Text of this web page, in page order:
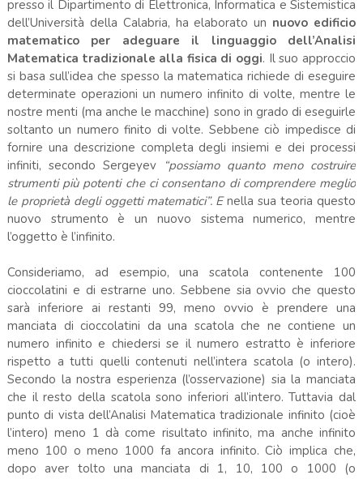
presso il Dipartimento di Elettronica, Informatica e Sistemistica
dell’Università della Calabria, ha elaborato un nuovo edificio
matematico per adeguare il linguaggio dell’Analisi
Matematica tradizionale alla fisica di oggi. Il suo approccio
si basa sull’idea che spesso la matematica richiede di eseguire
determinate operazioni un numero infinito di volte, mentre le
nostre menti (ma anche le macchine) sono in grado di eseguirle
soltanto un numero finito di volte. Sebbene ciò impedisce di
fornire una descrizione completa degli insiemi e dei processi
infiniti, secondo Sergeyev“possiamo quanto meno costruire
strumenti più potenti che ci consentano di comprendere meglio
le proprietà degli oggetti matematici”. Enella sua teoria questo
nuovo strumento è un nuovo sistema numerico, mentre
l’oggetto è l’infinito.
Consideriamo, ad esempio, una scatola contenente 100
cioccolatini e di estrarne uno. Sebbene sia ovvio che questo
sarà inferiore ai restanti 99, meno ovvio è prendere una
manciata di cioccolatini da una scatola che ne contiene un
numero infinito e chiedersi se il numero estratto è inferiore
rispetto a tutti quelli contenuti nell’intera scatola (o intero).
Secondo la nostra esperienza (l’osservazione) sia la manciata
che il resto della scatola sono inferiori all’intero. Tuttavia dal
punto di vista dell’Analisi Matematica tradizionale infinito (cioè
l’intero) meno 1 dà come risultato infinito, ma anche infinito
meno 100 o meno 1000 fa ancora infinito. Ciò implica che,
dopo aver tolto una manciata di 1, 10, 100 o 1000 (o